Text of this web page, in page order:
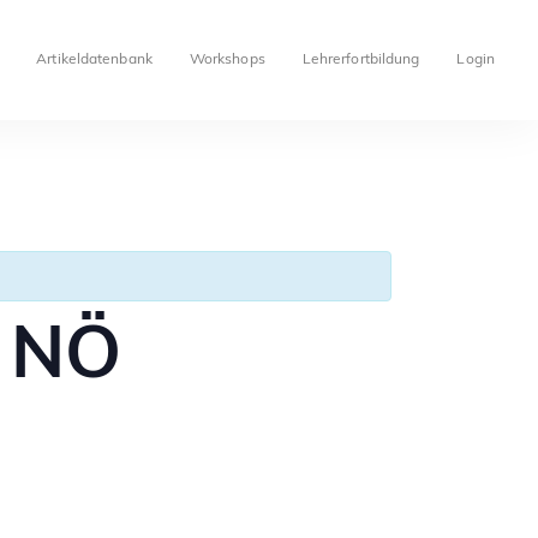
Artikeldatenbank Workshops Lehrerfortbildung Login